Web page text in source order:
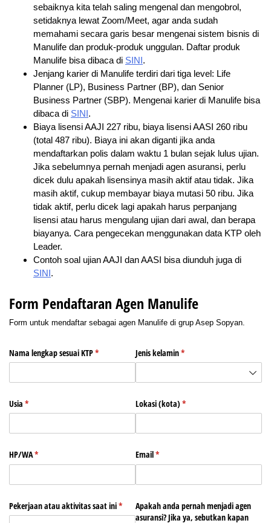
sebaiknya kita telah saling mengenal dan mengobrol,
setidaknya lewat Zoom/Meet, agar anda sudah
memahami secara garis besar mengenai sistem bisnis di
Manulife dan produk-produk unggulan. Daftar produk
Manulife bisa dibaca di SINI.
Jenjang karier di Manulife terdiri dari tiga level: Life
Planner (LP), Business Partner (BP), dan Senior
Business Partner (SBP). Mengenai karier di Manulife bisa
dibaca di SINI.
Biaya lisensi AAJI 227 ribu, biaya lisensi AASI 260 ribu
(total 487 ribu). Biaya ini akan diganti jika anda
mendaftarkan polis dalam waktu 1 bulan sejak lulus ujian.
Jika sebelumnya pernah menjadi agen asuransi, perlu
dicek dulu apakah lisensinya masih aktif atau tidak. Jika
masih aktif, cukup membayar biaya mutasi 50 ribu. Jika
tidak aktif, perlu dicek lagi apakah harus perpanjang
lisensi atau harus mengulang ujian dari awal, dan berapa
biayanya. Cara pengecekan menggunakan data KTP oleh
Leader.
Contoh soal ujian AAJI dan AASI bisa diunduh juga di
SINI.